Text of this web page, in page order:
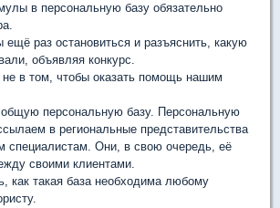
в персональную базу обязательно
ещё раз остановиться и разъяснить, какую
объявляя конкурс.
в том, чтобы оказать помощь нашим
персональную базу. Персональную
в региональные представительства
специалистам. Они, в свою очередь, её
своими клиентами.
как такая база необходима любому